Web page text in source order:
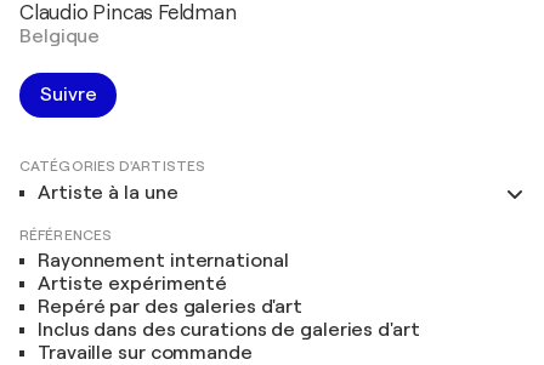
Claudio Pincas Feldman
Belgique
Suivre
CATÉGORIES D'ARTISTES
Artiste à la une
RÉFÉRENCES
Rayonnement international
Artiste expérimenté
Repéré par des galeries d'art
Inclus dans des curations de galeries d'art
Travaille sur commande